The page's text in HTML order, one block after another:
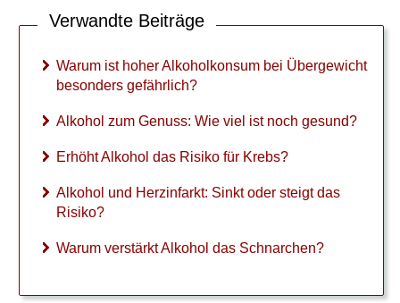
Verwandte Beiträge
Warum ist hoher Alkoholkonsum bei Übergewicht
besonders gefährlich?
Alkohol zum Genuss: Wie viel ist noch gesund?
Erhöht Alkohol das Risiko für Krebs?
Alkohol und Herzinfarkt: Sinkt oder steigt das
Risiko?
Warum verstärkt Alkohol das Schnarchen?